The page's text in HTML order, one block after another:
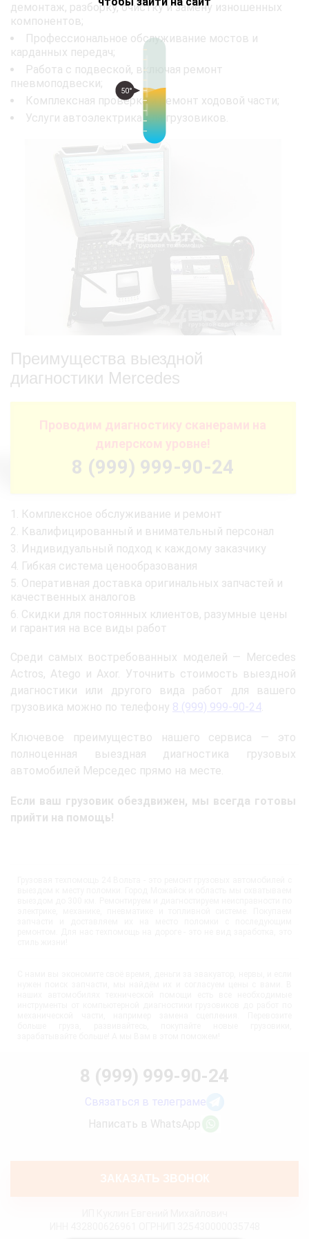
50°
демонтаж, разборку, очистку и замену изношенных
компонентов;
Профессиональное обслуживание мостов и
карданных передач;
Работа с подвеской, включая ремонт
пневмоподвески;
Комплексная проверка и ремонт ходовой части;
Услуги автоэлектрика для грузовиков.
Преимущества выездной
диагностики Mercedes
Проводим диагностику сканерами на
дилерском уровне!
8 (999) 999-90-24
Комплексное обслуживание и ремонт
Квалифицированный и внимательный персонал
Индивидуальный подход к каждому заказчику
Гибкая система ценообразования
Оперативная доставка оригинальных запчастей и
качественных аналогов
Скидки для постоянных клиентов, разумные цены
и гарантия на все виды работ
Среди самых востребованных моделей — Mercedes
Actros, Atego и Axor. Уточнить стоимость выездной
диагностики или другого вида работ для вашего
грузовика можно по телефону 8 (999) 999-90-24.
Ключевое преимущество нашего сервиса — это
полноценная выездная диагностика грузовых
автомобилей Мерседес прямо на месте.
Если ваш грузовик обездвижен, мы всегда готовы
прийти на помощь!
8 (999) 999-90-24
Связаться в телеграме
Написать в WhatsApp
ЗАКАЗАТЬ ЗВОНОК